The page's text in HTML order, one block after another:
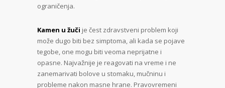
ograničenja.
Kamen u žuči je čest zdravstveni problem koji
može dugo biti bez simptoma, ali kada se pojave
tegobe, one mogu biti veoma neprijatne i
opasne. Najvažnije je reagovati na vreme i ne
zanemarivati bolove u stomaku, mučninu i
probleme nakon masne hrane. Pravovremeni